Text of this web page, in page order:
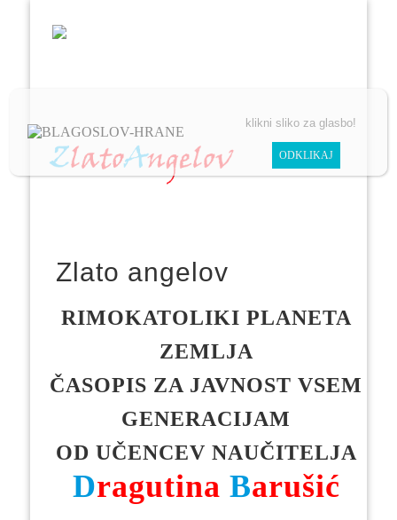
klikni sliko za glasbo!
Zlato angelov
RIMOKATOLIKI PLANETA
ZEMLJA
ČASOPIS ZA JAVNOST VSEM
GENERACIJAM
OD UČENCEV NAUČITELJA
Dragutina Barušić